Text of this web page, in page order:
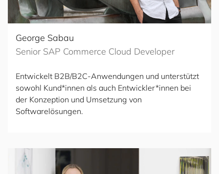
George Sabau
Senior SAP Commerce Cloud Developer
Entwickelt B2B/B2C-Anwendungen und unterstützt
sowohl Kund*innen als auch Entwickler*innen bei
der Konzeption und Umsetzung von
Softwarelösungen.